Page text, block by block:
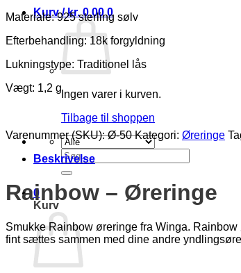
Kurv /kr.0,00 0
Ingen varer i kurven.
Tilbage til shoppen
Søg
efter:
0
Kurv
Materiale: 925 sterling sølv
Efterbehandling: 18k forgyldning
Lukningstype: Traditionel lås
Vægt: 1,2 g
Varenummer (SKU):Ø-50 Kategori: Øreringe
Beskrivelse
Rainbow – Øreringe
Smukke Rainbow øreringe fra Winga.
fint sættes sammen med dine andre